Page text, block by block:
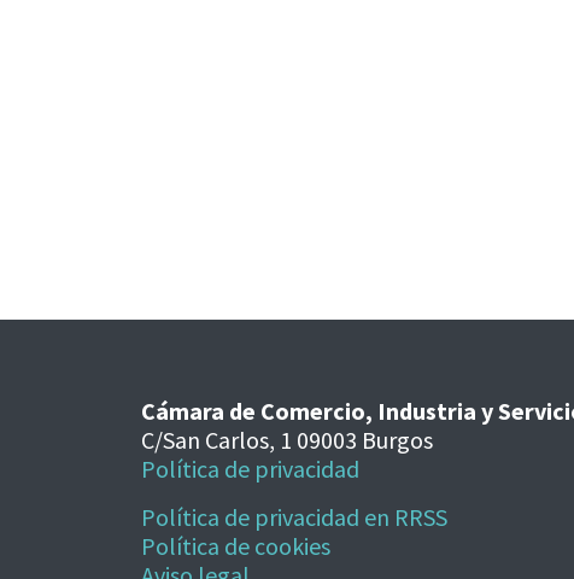
Cámara de Comercio, Industria y
C/San Carlos, 1 09003 Burgos
Política de privacidad
Política de privacidad en RRSS
Política de cookies